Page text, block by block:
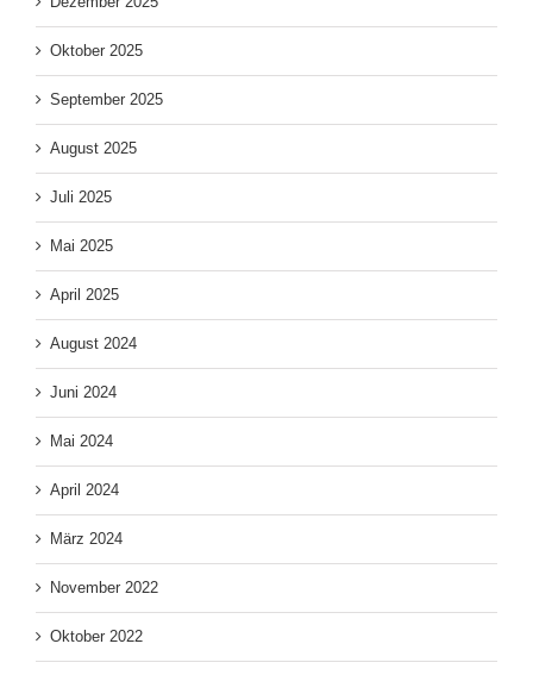
Oktober 2025
September 2025
August 2025
Juli 2025
Mai 2025
April 2025
August 2024
Juni 2024
Mai 2024
April 2024
März 2024
November 2022
Oktober 2022